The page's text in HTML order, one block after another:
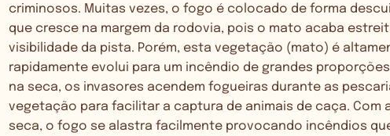
criminosos. Muitas vezes, o fogo é colocado de forma
que cresce na margem da rodovia, pois o mato acaba
visibilidade da pista. Porém, esta vegetação (mato) é
rapidamente evolui para um incêndio de grandes
na seca, os invasores acendem fogueiras durante as
vegetação para facilitar a captura de animais de caça. Com
seca, o fogo se alastra facilmente provocando incêndios